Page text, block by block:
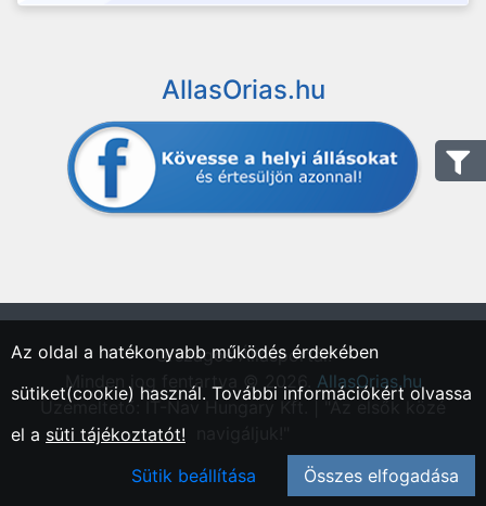
AllasOrias.hu
"Országos Állásportál."
Minden jog fentartva © 2026. AllasOrias.hu
Üzemeltető: IT-Nav Hungary Kft. | "Az elsők közé
Az oldal a hatékonyabb működés érdekében
sütiket(cookie) használ. További információkért olvassa
el a süti tájékoztatót!
Sütik beállítása
Összes elfogadása